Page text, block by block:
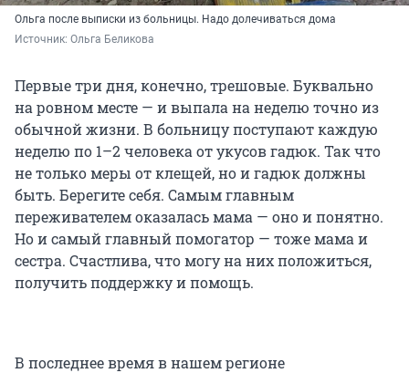
Ольга после выписки из больницы. Надо долечиваться дома
Источник: Ольга Беликова
Первые три дня, конечно, трешовые. Буквально
на ровном месте — и выпала на неделю точно из
обычной жизни. В больницу поступают каждую
неделю по 1–2 человека от укусов гадюк. Так что
не только меры от клещей, но и гадюк должны
быть. Берегите себя. Самым главным
переживателем оказалась мама — оно и понятно.
Но и самый главный помогатор — тоже мама и
сестра. Счастлива, что могу на них положиться,
получить поддержку и помощь.
В последнее время в нашем регионе